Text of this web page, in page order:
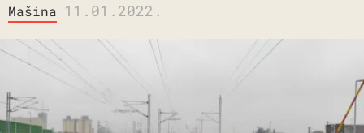
Mašina 11.01.2022.